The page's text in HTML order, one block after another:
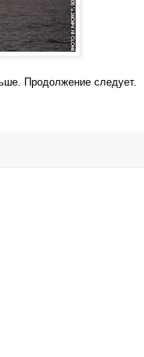
Продолжение следует.